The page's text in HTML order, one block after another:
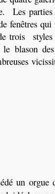
Les
fenêtres qui
trois
blason
un orgue